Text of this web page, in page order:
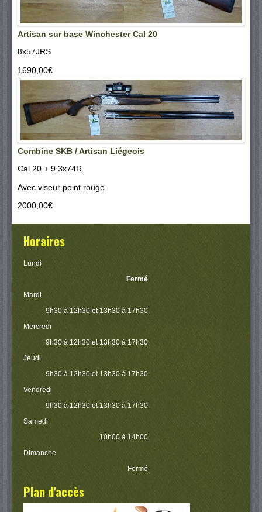
Artisan sur base Winchester Cal 20
8x57JRS
1690,00‎€
Combine SKB / Artisan Liégeois
Cal 20 + 9.3x74R
Avec viseur point rouge
2000,00‎€
Horaires
Lundi
Fermé
Mardi
9h30 à 12h30 et 13h30 à 17h30
Mercredi
9h30 à 12h30 et 13h30 à 17h30
Jeudi
9h30 à 12h30 et 13h30 à 17h30
Vendredi
9h30 à 12h30 et 13h30 à 17h30
Samedi
10h00 à 14h00
Dimanche
Fermé
Plan d'accès